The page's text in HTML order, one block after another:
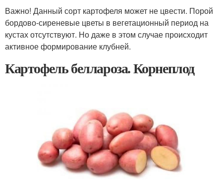
Важно! Данный сорт картофеля может не цвести. Порой
бордово-сиреневые цветы в вегетационный период на
кустах отсутствуют. Но даже в этом случае происходит
активное формирование клубней.
Картофель беллароза. Корнеплод